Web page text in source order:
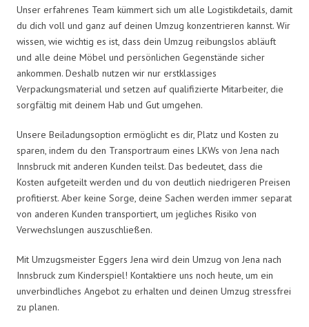
Unser erfahrenes Team kümmert sich um alle Logistikdetails, damit
du dich voll und ganz auf deinen Umzug konzentrieren kannst. Wir
wissen, wie wichtig es ist, dass dein Umzug reibungslos abläuft
und alle deine Möbel und persönlichen Gegenstände sicher
ankommen. Deshalb nutzen wir nur erstklassiges
Verpackungsmaterial und setzen auf qualifizierte Mitarbeiter, die
sorgfältig mit deinem Hab und Gut umgehen.
Unsere Beiladungsoption ermöglicht es dir, Platz und Kosten zu
sparen, indem du den Transportraum eines LKWs von Jena nach
Innsbruck mit anderen Kunden teilst. Das bedeutet, dass die
Kosten aufgeteilt werden und du von deutlich niedrigeren Preisen
profitierst. Aber keine Sorge, deine Sachen werden immer separat
von anderen Kunden transportiert, um jegliches Risiko von
Verwechslungen auszuschließen.
Mit Umzugsmeister Eggers Jena wird dein Umzug von Jena nach
Innsbruck zum Kinderspiel! Kontaktiere uns noch heute, um ein
unverbindliches Angebot zu erhalten und deinen Umzug stressfrei
zu planen.